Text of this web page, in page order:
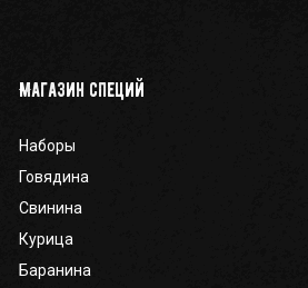
Магазин специй
Наборы
Говядина
Свинина
Курица
Баранина